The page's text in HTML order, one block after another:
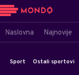
Naslovna Najnovije
Sport Ostali sportovi